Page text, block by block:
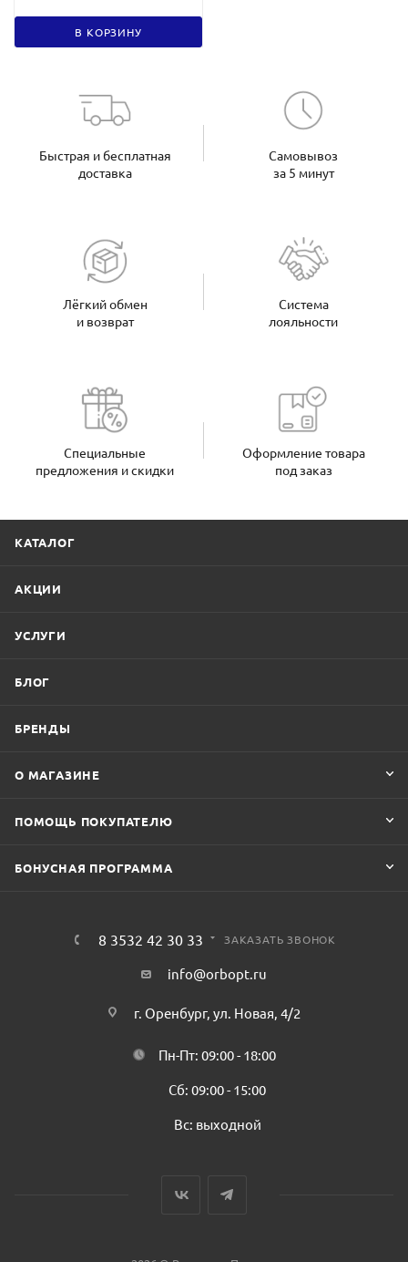
В КОРЗИНУ
Быстрая и бесплатная
доставка
Самовывоз
за 5 минут
Лёгкий обмен
и возврат
Система
лояльности
Специальные
предложения и скидки
Оформление товара
под заказ
КАТАЛОГ
АКЦИИ
УСЛУГИ
БЛОГ
БРЕНДЫ
О МАГАЗИНЕ
ПОМОЩЬ ПОКУПАТЕЛЮ
БОНУСНАЯ ПРОГРАММА
8 3532 42 30 33 ЗАКАЗАТЬ ЗВОНОК
info@orbopt.ru
г. Оренбург, ул. Новая, 4/2
Пн-Пт: 09:00 - 18:00
Сб: 09:00 - 15:00
Вс: выходной